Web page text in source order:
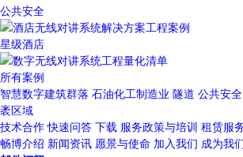
公共安全
星级酒店
所有案例
智慧数字建筑群落 石油化工制造业 隧道 公共安全
袤区域
技术合作 快速问答 下载 服务政策与培训 租赁服
畅博介绍 新闻资讯 愿景与使命 加入我们 成为我